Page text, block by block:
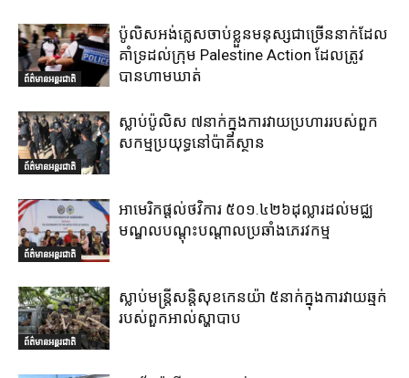
ព័ត៌មានអន្តរជាតិ
ប៉ូលិសអង់គ្លេសចាប់ខ្លួនមនុស្សជាច្រើននាក់ដែល
គាំទ្រដល់ក្រុម Palestine Action ដែលត្រូវ
បានហាមឃាត់
ព័ត៌មានអន្តរជាតិ
ស្លាប់ប៉ូលិស ៧នាក់ក្នុងការវាយប្រហាររបស់ពួក
សកម្មប្រយុទ្ធនៅប៉ាគីស្ថាន
ព័ត៌មានអន្តរជាតិ
អាមេរិកផ្តល់ថវិការ ៥០១.៤២៦ដុល្លារដល់មជ្ឈ
មណ្ឌលបណ្តុះបណ្តាលប្រឆាំងភេរវកម្ម
ព័ត៌មានអន្តរជាតិ
ស្លាប់មន្ត្រីសន្តិសុខកេនយ៉ា ៥នាក់ក្នុងការវាយឆ្មក់
របស់ពួកអាល់ស្ហាបាប